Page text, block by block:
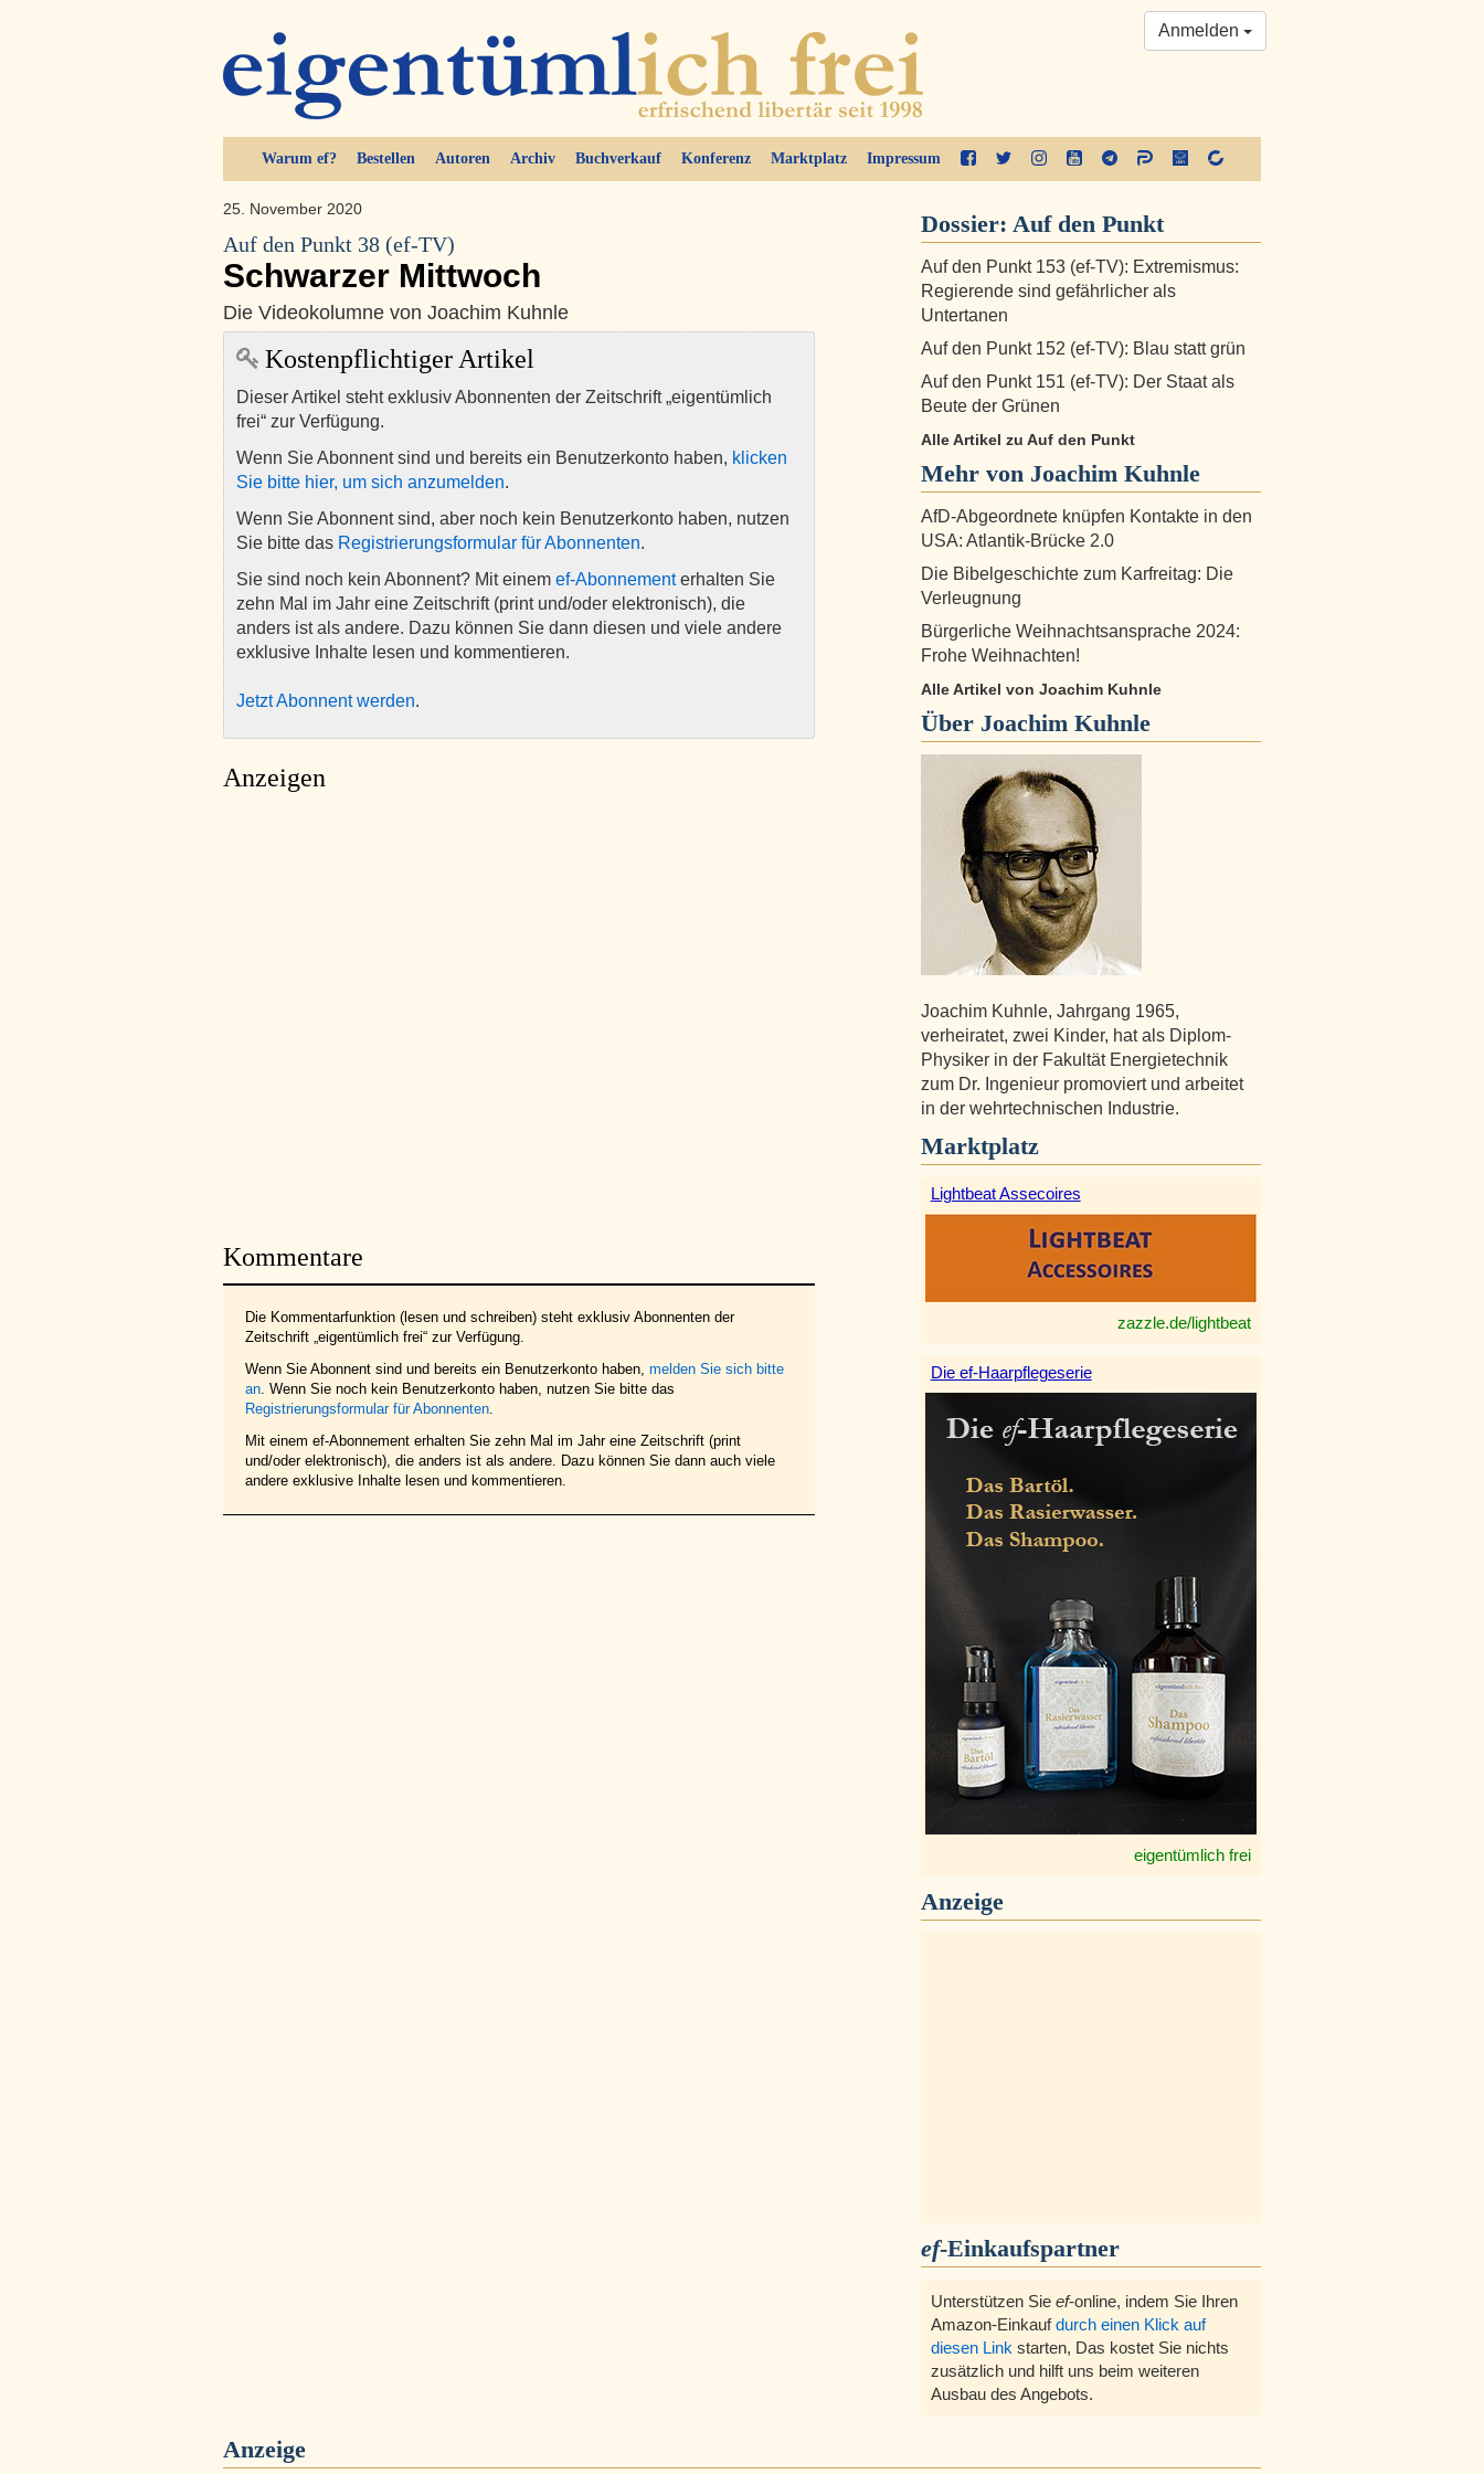
Warum ef? Bestellen Autoren Archiv Buchverkauf Konferenz Marktplatz Impressum
Anmelden
25. November 2020
Auf den Punkt 38 (ef-TV)
Schwarzer Mittwoch
Die Videokolumne von Joachim Kuhnle
Kostenpflichtiger Artikel
Dieser Artikel steht exklusiv Abonnenten der Zeitschrift „eigentümlich
frei“ zur Verfügung.
Wenn Sie Abonnent sind und bereits ein Benutzerkonto haben, klicken
Sie bitte hier, um sich anzumelden.
Wenn Sie Abonnent sind, aber noch kein Benutzerkonto haben, nutzen
Sie bitte das Registrierungsformular für Abonnenten.
Sie sind noch kein Abonnent? Mit einem ef-Abonnementerhalten Sie
zehn Mal im Jahr eine Zeitschrift (print und/oder elektronisch), die
anders ist als andere. Dazu können Sie dann diesen und viele andere
exklusive Inhalte lesen und kommentieren.
Jetzt Abonnent werden.
Anzeigen
Kommentare
Die Kommentarfunktion (lesen und schreiben) steht exklusiv Abonnenten der
Zeitschrift „eigentümlich frei“ zur Verfügung.
Wenn Sie Abonnent sind und bereits ein Benutzerkonto haben, melden Sie sich bitte
an. Wenn Sie noch kein Benutzerkonto haben, nutzen Sie bitte das
Registrierungsformular für Abonnenten.
Mit einem ef-Abonnement erhalten Sie zehn Mal im Jahr eine Zeitschrift (print
und/oder elektronisch), die anders ist als andere. Dazu können Sie dann auch viele
andere exklusive Inhalte lesen und kommentieren.
Dossier: Auf den Punkt
Auf den Punkt 153 (ef-TV): Extremismus:
Regierende sind gefährlicher als
Untertanen
Auf den Punkt 152 (ef-TV): Blau statt grün
Auf den Punkt 151 (ef-TV): Der Staat als
Beute der Grünen
Alle Artikel zu Auf den Punkt
Mehr von Joachim Kuhnle
AfD-Abgeordnete knüpfen Kontakte in den
USA: Atlantik-Brücke 2.0
Die Bibelgeschichte zum Karfreitag: Die
Verleugnung
Bürgerliche Weihnachtsansprache 2024:
Frohe Weihnachten!
Alle Artikel von Joachim Kuhnle
Über Joachim Kuhnle
Joachim Kuhnle, Jahrgang 1965,
verheiratet, zwei Kinder, hat als Diplom-
Physiker in der Fakultät Energietechnik
zum Dr. Ingenieur promoviert und arbeitet
in der wehrtechnischen Industrie.
Marktplatz
Lightbeat Assecoires
zazzle.de/lightbeat
Die ef-Haarpflegeserie
eigentümlich frei
Anzeige
ef-Einkaufspartner
Unterstützen Sie ef-online, indem Sie Ihren
Amazon-Einkaufdurch einen Klick auf
diesen Link starten, Das kostet Sie nichts
zusätzlich und hilft uns beim weiteren
Ausbau des Angebots.
Anzeige